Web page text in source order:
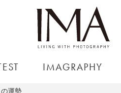
IMAGRAPHY
運勢